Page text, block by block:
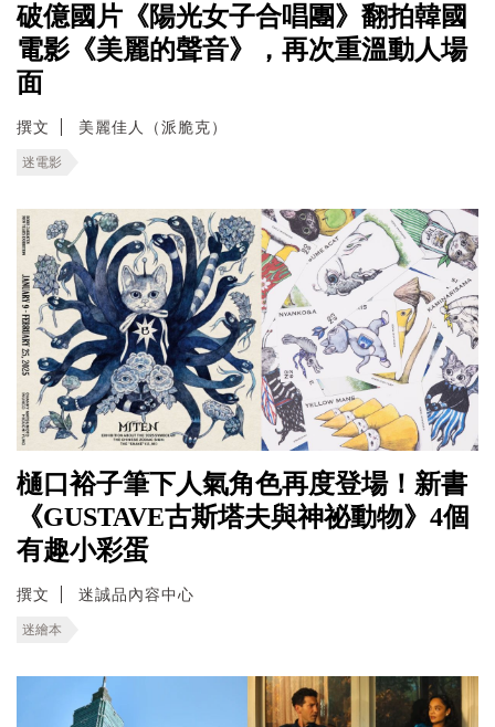
破億國片《陽光女子合唱團》翻拍韓國
電影《美麗的聲音》，再次重溫動人場
面
撰文 美麗佳人（派脆克）
迷電影
樋口裕子筆下人氣角色再度登場！新書
《GUSTAVE古斯塔夫與神祕動物》4個
有趣小彩蛋
撰文 迷誠品內容中心
迷繪本